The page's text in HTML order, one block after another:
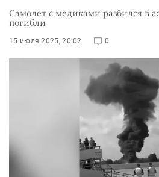
Самолет с медиками разбился в
погибли
15 июля 2025, 20:02 0